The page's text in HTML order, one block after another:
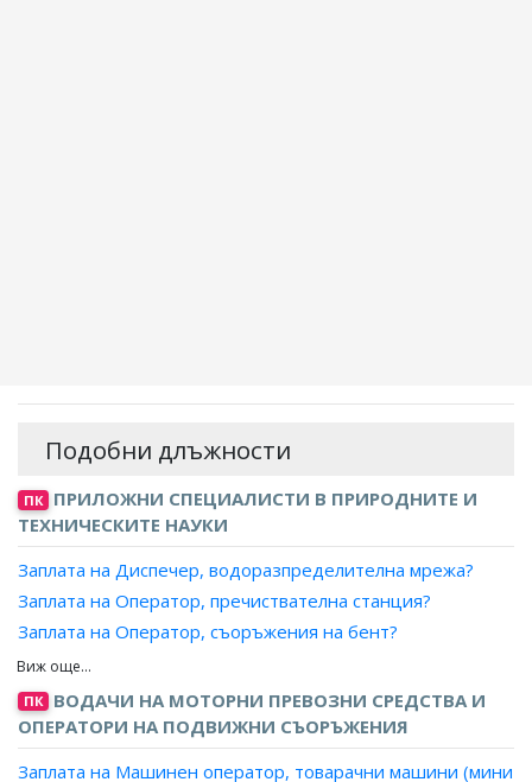
Подобни длъжности
ПК ПРИЛОЖНИ СПЕЦИАЛИСТИ В ПРИРОДНИТЕ И
ТЕХНИЧЕСКИТЕ НАУКИ
Заплата на Диспечер, водоразпределителна мрежа?
Заплата на Оператор, пречиствателна станция?
Заплата на Оператор, съоръжения на бент?
Заплата на Оператор, вентилационно оборудване?
Заплата на Оператор, воднопреработвателна станция?
Заплата на Оператор, воднопречиствателна станция?
Заплата на Оператор, компресор?
ПК ВОДАЧИ НА МОТОРНИ ПРЕВОЗНИ СРЕДСТВА И
ОПЕРАТОРИ НА ПОДВИЖНИ СЪОРЪЖЕНИЯ
Заплата на Машинен оператор, товарачни машини (мини